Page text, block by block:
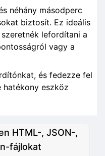
néhány másodperc
biztosít. Ez ideális
lefordítani a
vagy a
és fedezze fel
eszköz
HTML-, JSON-,
fájlokat